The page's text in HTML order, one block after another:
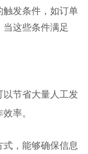
触发条件，如订单
这些条件满足
以节省大量人工发
率。
式，能够确保信息